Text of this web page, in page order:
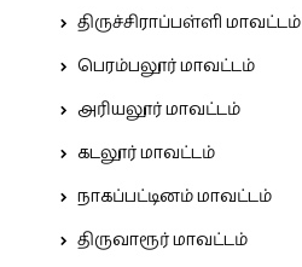
திருச்சிராப்பள்ளி மாவட்டம்
பெரம்பலூர் மாவட்டம்
அரியலூர் மாவட்டம்
கடலூர் மாவட்டம்
நாகப்பட்டினம் மாவட்டம்
திருவாரூர் மாவட்டம்